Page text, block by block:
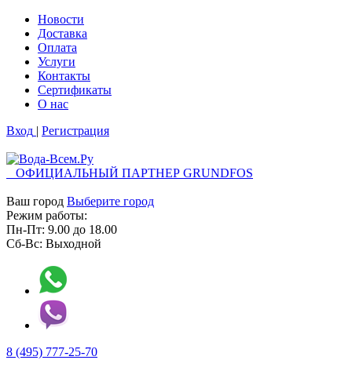
Новости
Доставка
Оплата
Услуги
Контакты
Cертификаты
О нас
Вход | Регистрация
ОФИЦИАЛЬНЫЙ ПАРТНЕР GRUNDFOS
Ваш город Выберите город
Режим работы:
Пн-Пт: 9.00 до 18.00
Сб-Вс: Выходной
8 (495) 777-25-70